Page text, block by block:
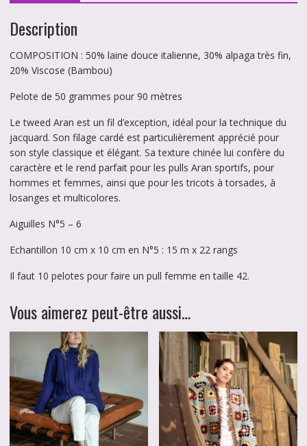
Description
COMPOSITION : 50% laine douce italienne, 30% alpaga très fin,
20% Viscose (Bambou)
Pelote de 50 grammes pour 90 mètres
Le tweed Aran est un fil d’exception, idéal pour la technique du
jacquard. Son filage cardé est particulièrement apprécié pour
son style classique et élégant. Sa texture chinée lui confère du
caractère et le rend parfait pour les pulls Aran sportifs, pour
hommes et femmes, ainsi que pour les tricots à torsades, à
losanges et multicolores.
Aiguilles N°5 – 6
Echantillon 10 cm x 10 cm en N°5 : 15 m x 22 rangs
Il faut 10 pelotes pour faire un pull femme en taille 42.
Vous aimerez peut-être aussi…